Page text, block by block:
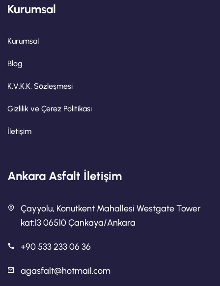
Kurumsal
Kurumsal
Blog
K.V.K.K. Sözleşmesi
Gizlilik ve Çerez Politikası
İletişim
Ankara Asfalt İletişim
Çayyolu, Konutkent Mahallesi Westgate Tower
kat:13 06510 Çankaya/Ankara
+90 533 233 06 36
agasfalt@hotmail.com